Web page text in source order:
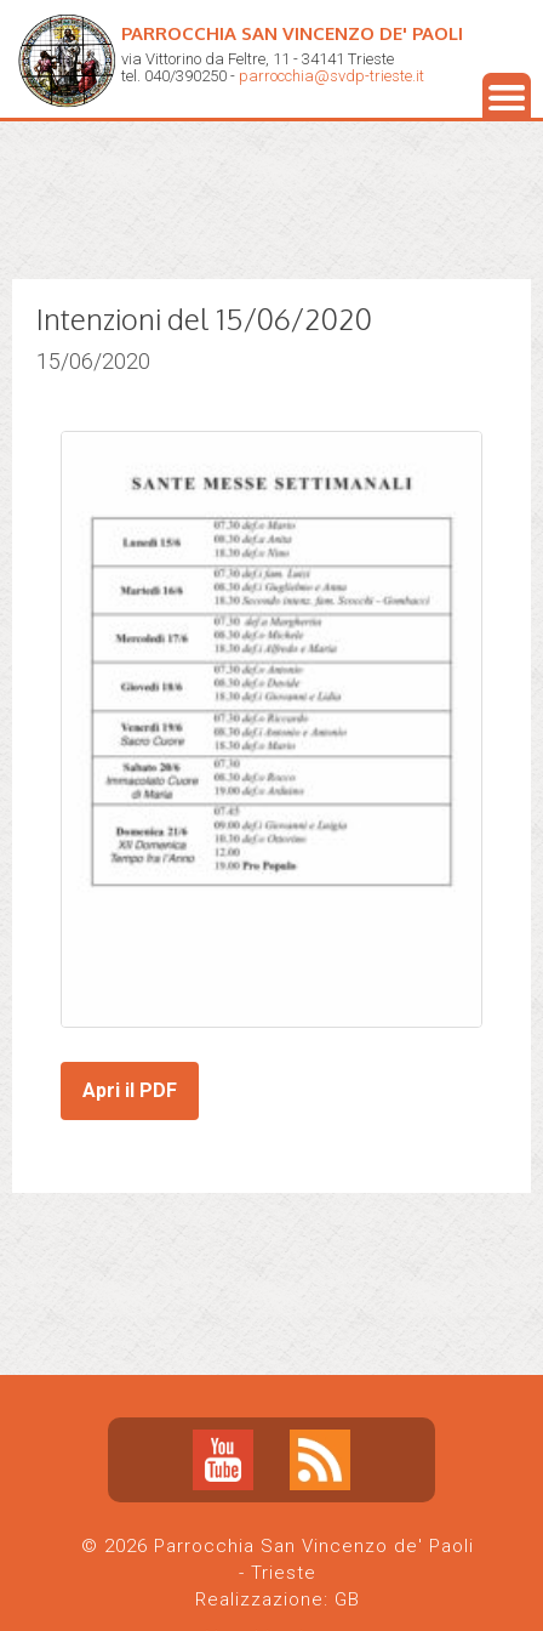
PARROCCHIA SAN VINCENZO DE' PAOLI
via Vittorino da Feltre, 11 - 34141 Trieste
tel. 040/390250 - parrocchia@svdp-trieste.it
Intenzioni del 15/06/2020
15/06/2020
Apri il PDF
© 2026 Parrocchia San Vincenzo de' Paoli
- Trieste
Realizzazione: GB